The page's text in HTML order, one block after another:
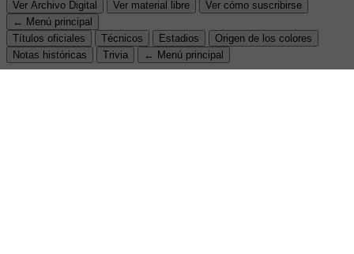
Ver Archivo Digital
Ver material libre
Ver cómo suscribirse
← Menú principal
Títulos oficiales
Técnicos Estadios
Origen de los colores
Notas históricas
Trivia ← Menú principal